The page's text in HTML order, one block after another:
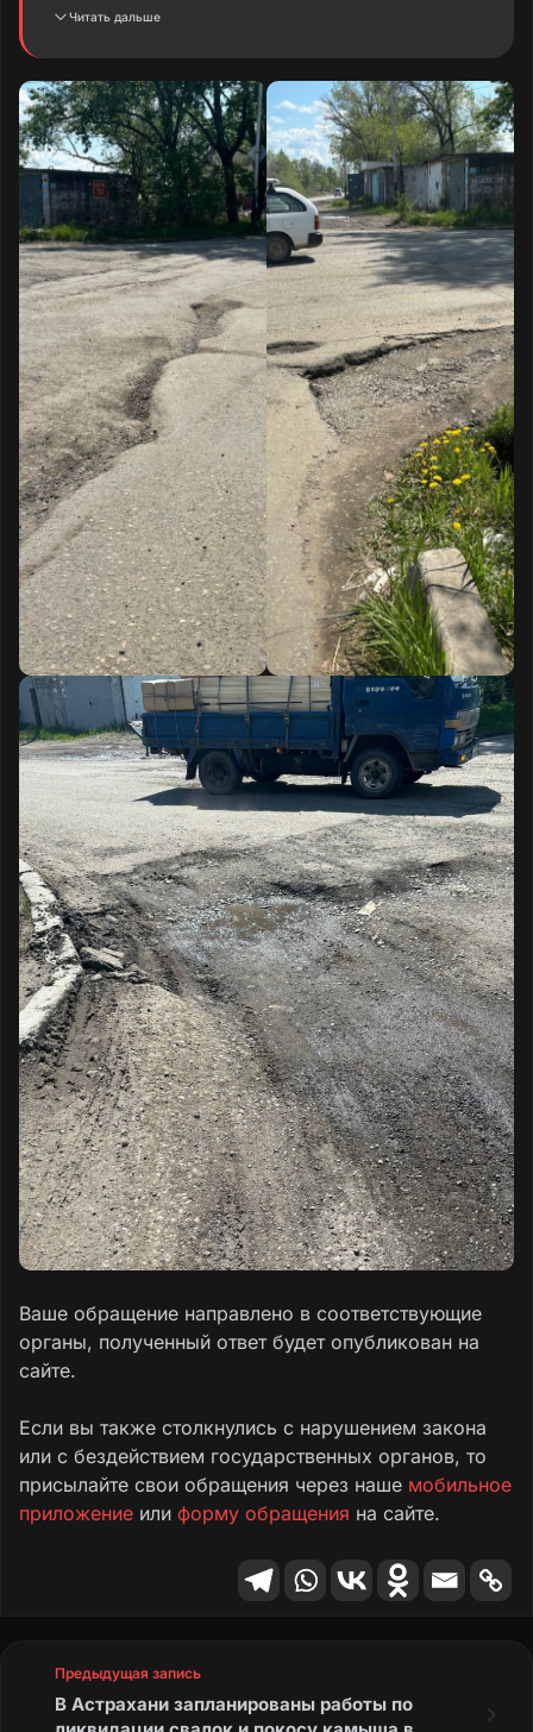
законодательством РФ состояние дорог
контролируется органами исполнительной
власти субъекта. Уведомляю вас, что
дорожное покрытие дороги по адресу:
перекрёсток улиц Шкотова — Приморская
(въезд на ДОС 71) — не соответствует ГОСТу
Р 50597-2017. Здесь находятся серьёзные
дефекты дорожного покрытия: ямы более 5
см, выбоины, трещины, неровности,
просадки, проломы, отсутствие разметки,
дорожных знаков, которые снижают
безопасность дорожного движения и
повреждают транспортные средства, что в
свою очередь может привести к дорожным
авариям. Прошу принять меры по
устранению данных неблагоприятных
условий для автомобилистов во избежание
возникновения ДТП по причине указанного
состояния дороги.»*
Кроме того, прошу обратить внимание:
данной дорогой пользуются:
жители ближайших домов
квартала ДОС, чтобы выехать на
проспект;
грузовой транспорт,
направляющийся в магазин
“Самбери”;
здесь же ведётся стройка
напротив дома №70.
Таким образом, дорога эксплуатируется
очень активно — как грузовым, так и
легковым транспортом. На дорожное
полотно идёт повышенная нагрузка,
вследствие чего перекрёсток нуждается в
постоянном контроле и ремонте.
Текст обращения
Читать дальше
Ваше обращение направлено в соответствующие
органы, полученный ответ будет опубликован на
сайте.
Если вы также столкнулись с нарушением закона
или с бездействием государственных органов, то
присылайте свои обращения через наше мобильное
приложение или форму обращения на сайте.
Предыдущая запись
В Астрахани запланированы работы по